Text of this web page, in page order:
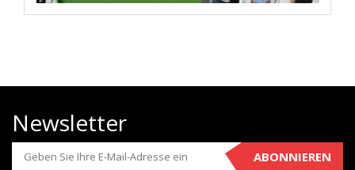
Newsletter
ABONNIEREN